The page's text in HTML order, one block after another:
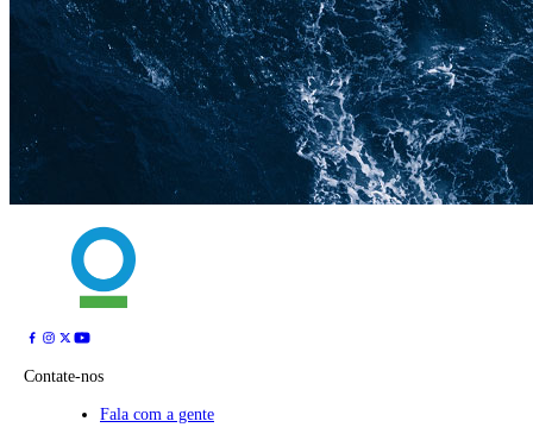
Contate-nos
Fala com a gente